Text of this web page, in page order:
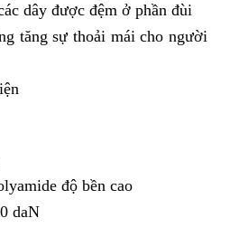
dây được đệm ở phần đùi
tăng sự thoải mái cho người
độ bền cao
daN